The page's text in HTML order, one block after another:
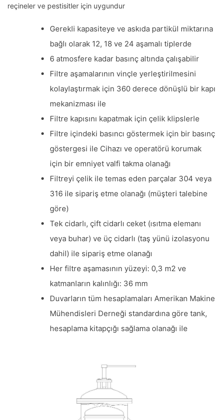
reçineler ve pestisitler için uygundur
Gerekli kapasiteye ve askıda partikül miktarına
bağlı olarak 12, 18 ve 24 aşamalı tiplerde
6 atmosfere kadar basınç altında çalışabilir
Filtre aşamalarının vinçle yerleştirilmesini
kolaylaştırmak için 360 derece dönüşlü bir kapı
mekanizması ile
Filtre kapısını kapatmak için çelik klipslerle
Filtre içindeki basıncı göstermek için bir basınç
göstergesi ile Cihazı ve operatörü korumak
için bir emniyet valfi takma olanağı
Filtreyi çelik ile temas eden parçalar 304 veya
316 ile sipariş etme olanağı (müşteri talebine
göre)
Tek cidarlı, çift cidarlı ceket (ısıtma elemanı
veya buhar) ve üç cidarlı (taş yünü izolasyonu
dahil) ile sipariş etme olanağı
Her filtre aşamasının yüzeyi: 0,3 m2 ve
katmanların kalınlığı: 36 mm
Duvarların tüm hesaplamaları Amerikan Makine
Mühendisleri Derneği standardına göre tank,
hesaplama kitapçığı sağlama olanağı ile